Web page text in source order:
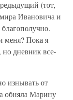
(тот,
Ивановича и
меня? Пока я
но дневник все-
изнывать от
обняла Марину